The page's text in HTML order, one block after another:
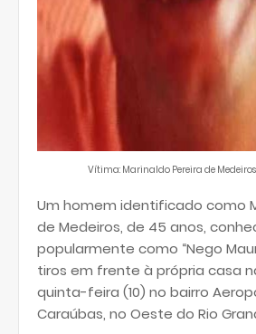
Vítima: Marinaldo Pereira de
Um homem identificado como
de Medeiros, de 45 anos,
popularmente como “Nego
tiros em frente à própria casa
quinta-feira (10) no bairro
Caraúbas, no Oeste do Rio